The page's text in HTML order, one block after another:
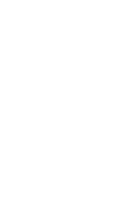
satin aantal